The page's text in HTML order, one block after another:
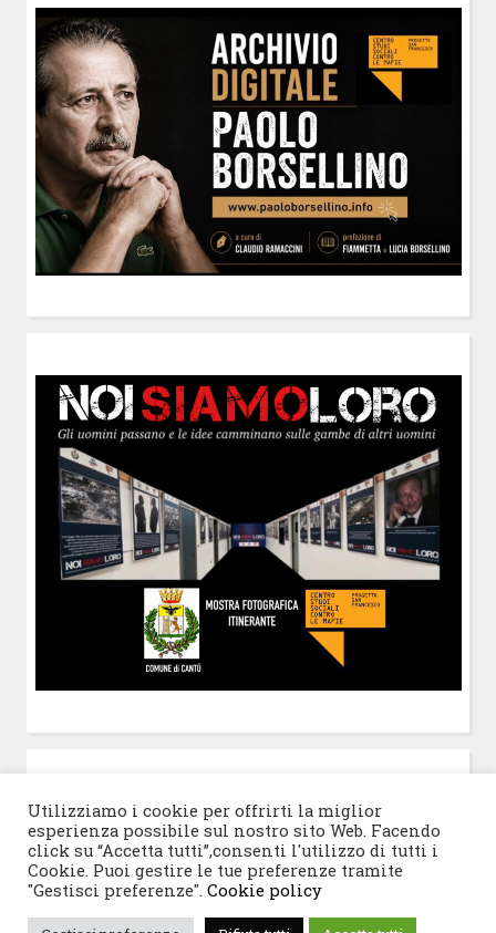
© 2026 Progetto San Francesco |Tema WordPress:
Utilizziamo i cookie per offrirti la miglior
esperienza possibile sul nostro sito Web. Facendo
click su “Accetta tutti”,consenti l'utilizzo di tutti i
Cookie. Puoi gestire le tue preferenze tramite
"Gestisci preferenze". Cookie policy